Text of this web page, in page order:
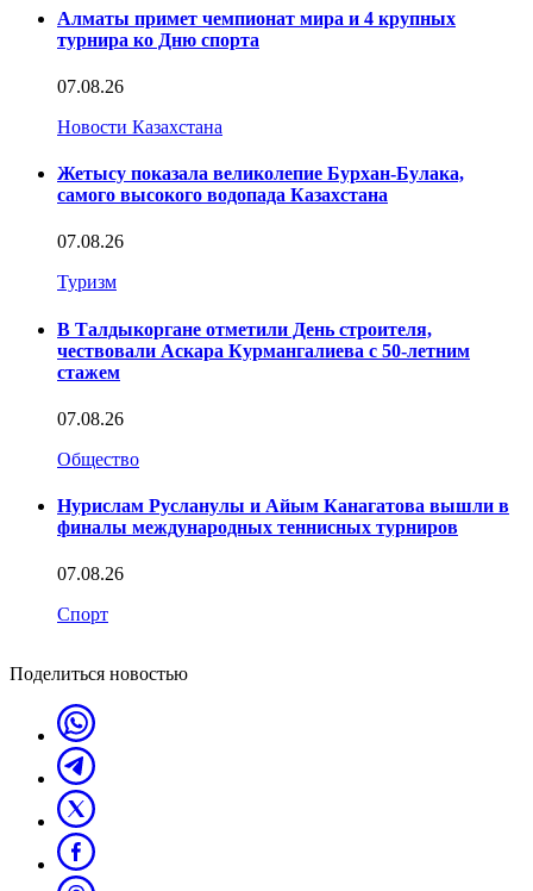
Алматы примет чемпионат мира и 4 крупных
турнира ко Дню спорта
07.08.26
Новости Казахстана
Жетысу показала великолепие Бурхан-Булака,
самого высокого водопада Казахстана
07.08.26
Туризм
В Талдыкоргане отметили День строителя,
чествовали Аскара Курмангалиева с 50-летним
стажем
07.08.26
Общество
Нурислам Русланулы и Айым Канагатова вышли в
финалы международных теннисных турниров
07.08.26
Спорт
Поделиться новостью